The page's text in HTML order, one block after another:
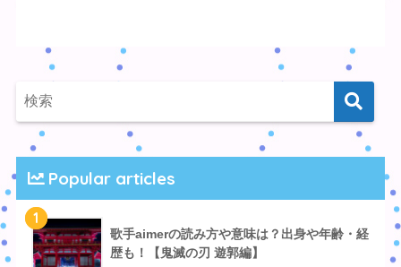
Popular articles
1
歌手aimerの読み方や意味は？出身や年齢・経
歴も！【鬼滅の刃 遊郭編】